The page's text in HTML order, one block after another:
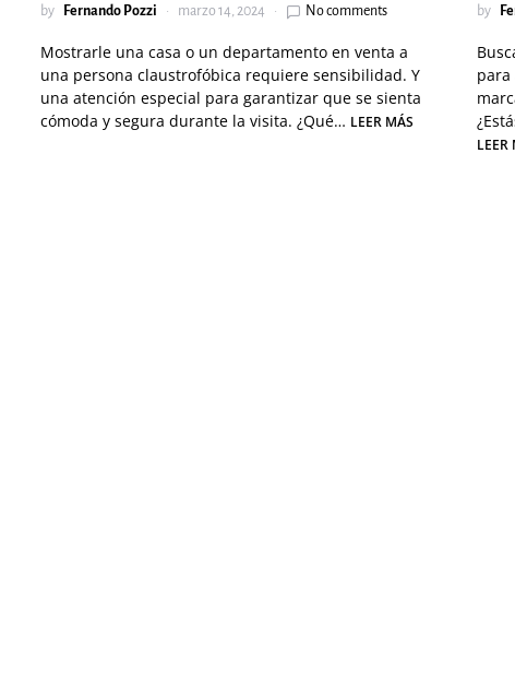
by Fernando Pozzi marzo 14, 2024 No comments
Mostrarle una casa o un departamento en venta a
una persona claustrofóbica requiere sensibilidad. Y
una atención especial para garantizar que se sienta
cómoda y segura durante la visita. ¿Qué… LEER MÁS
by
para
LEER